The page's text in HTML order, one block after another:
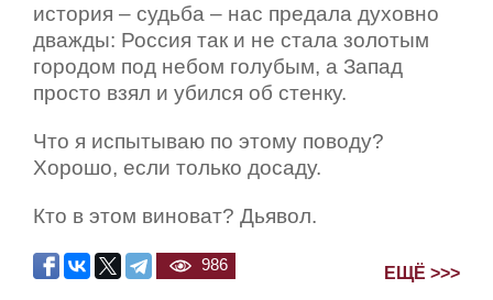
история – судьба – нас предала духовно
дважды: Россия так и не стала золотым
городом под небом голубым, а Запад
просто взял и убился об стенку.
Что я испытываю по этому поводу?
Хорошо, если только досаду.
Кто в этом виноват? Дьявол.
986 ЕЩЁ >>>